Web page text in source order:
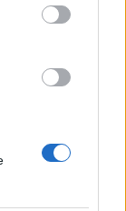
qualche
del
traccia
di
E